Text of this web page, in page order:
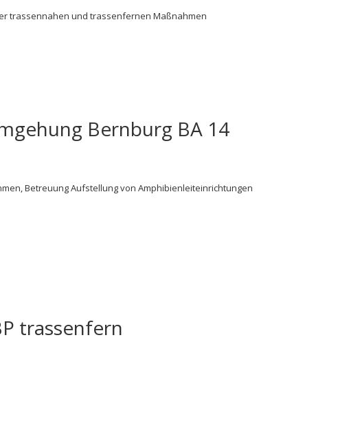
trassennahen und trassenfernen Maßnahmen
Bernburg BA 14
Betreuung Aufstellung von Amphibienleiteinrichtungen
trassenfern